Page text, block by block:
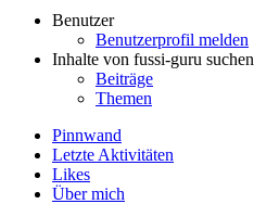
Benutzer
Benutzerprofil melden
Inhalte von fussi-guru suchen
Beiträge
Themen
Pinnwand
Letzte Aktivitäten
Likes
Über mich